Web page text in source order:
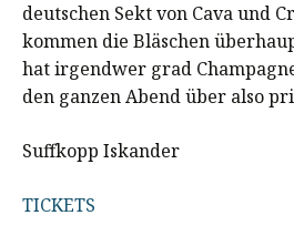
deutschen Sekt von Cava und
kommen die Bläschen
hat irgendwer grad
den ganzen Abend über also
Suffkopp Iskander
TICKETS